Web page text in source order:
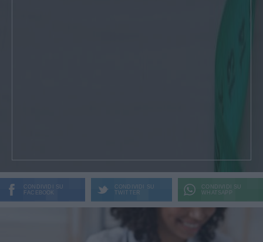
CONDIVIDI SU
FACEBOOK
CONDIVIDI SU
TWITTER
CONDIVIDI SU
WHATSAPP